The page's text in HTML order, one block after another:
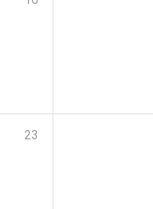
23